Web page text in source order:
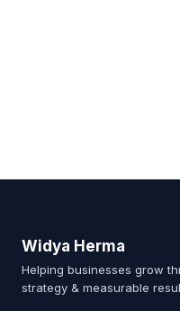
Widya Herma
Helping businesses grow
strategy & measurable